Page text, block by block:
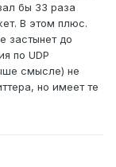
бы 33 раза
В этом плюс.
застынет до
по UDP
смысле) не
но имеет те